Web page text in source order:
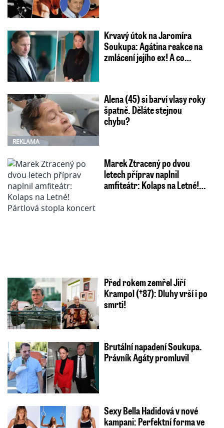
Krvavý útok na Jaromíra
Soukupa: Agátina reakce na
zmlácení jejího ex! A co…
REKLAMA
Alena (45) si barví vlasy roky
špatně. Děláte stejnou
chybu?
Marek Ztracený po dvou
letech příprav naplnil
amfiteátr: Kolaps na Letné!…
Před rokem zemřel Jiří
Krampol (†87): Dluhy vrší i po
smrti!
Brutální napadení Soukupa.
Právník Agáty promluvil
Sexy Bella Hadidová v nové
kampani: Perfektní forma ve